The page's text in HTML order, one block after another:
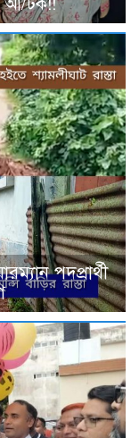
পদপ্রার্থী